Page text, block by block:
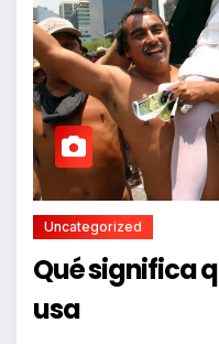
Uncategorized
Qué significa
usa